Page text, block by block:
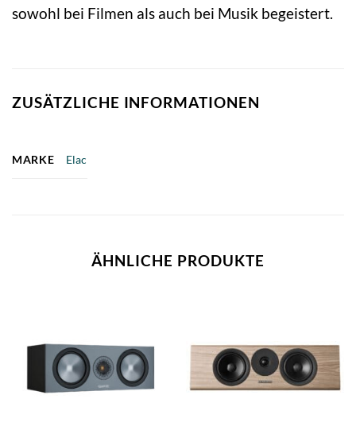
sowohl bei Filmen als auch bei Musik begeistert.
ZUSÄTZLICHE INFORMATIONEN
MARKE Elac
ÄHNLICHE PRODUKTE